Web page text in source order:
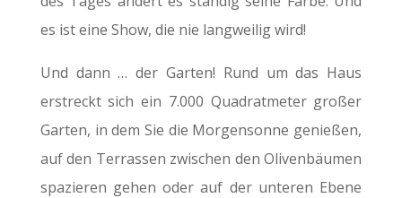
es ist eine Show, die nie langweilig wird!
Und dann … der Garten! Rund um das Haus
erstreckt sich ein 7.000 Quadratmeter großer
Garten, in dem Sie die Morgensonne genießen,
auf den Terrassen zwischen den Olivenbäumen
spazieren gehen oder auf der unteren Ebene